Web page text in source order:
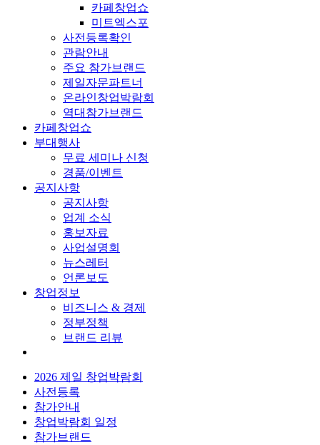
카페창업쇼
미트엑스포
사전등록확인
관람안내
주요 참가브랜드
제일자문파트너
온라인창업박람회
역대참가브랜드
카페창업쇼
부대행사
무료 세미나 신청
경품/이벤트
공지사항
공지사항
업계 소식
홍보자료
사업설명회
뉴스레터
언론보도
창업정보
비즈니스 & 경제
정부정책
브랜드 리뷰
2026 제일 창업박람회
사전등록
참가안내
창업박람회 일정
참가브랜드